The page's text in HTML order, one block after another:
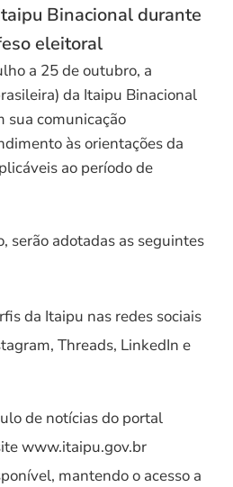
Binacional durante
eleitoral
a 25 de outubro, a
da Itaipu Binacional
sua comunicação
às orientações da
ao período de
serão adotadas as seguintes
da Itaipu nas redes sociais
Threads, LinkedIn e
de notícias do portal
www.itaipu.gov.br
mantendo o acesso a